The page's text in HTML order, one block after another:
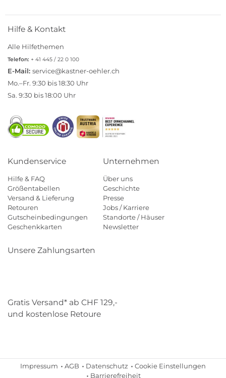
Hilfe & Kontakt
Alle Hilfethemen
Telefon: + 41 445 / 22 0 100
E-Mail: service@kastner-oehler.ch
Mo.–Fr. 9:30 bis 18:30 Uhr
Sa. 9:30 bis 18:00 Uhr
Kundenservice
Hilfe & FAQ
Größentabellen
Versand & Lieferung
Retouren
Gutscheinbedingungen
Geschenkkarten
Unternehmen
Über uns
Geschichte
Presse
Jobs / Karriere
Standorte / Häuser
Newsletter
Unsere Zahlungsarten
Gratis Versand* ab CHF 129,-
und kostenlose Retoure
Impressum AGB Datenschutz
Cookie Einstellungen
Barrierefreiheit